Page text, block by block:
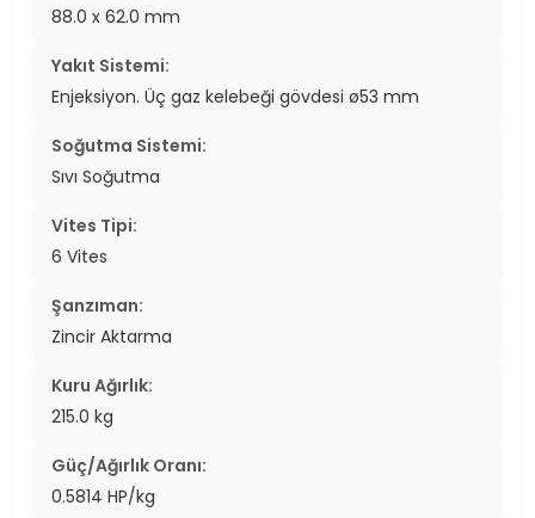
88.0 x 62.0 mm
Yakıt Sistemi:
Enjeksiyon. Üç gaz kelebeği gövdesi ø53 mm
Soğutma Sistemi:
Sıvı Soğutma
Vites Tipi:
6 Vites
Şanzıman:
Zincir Aktarma
Kuru Ağırlık:
215.0 kg
Güç/Ağırlık Oranı:
0.5814 HP/kg